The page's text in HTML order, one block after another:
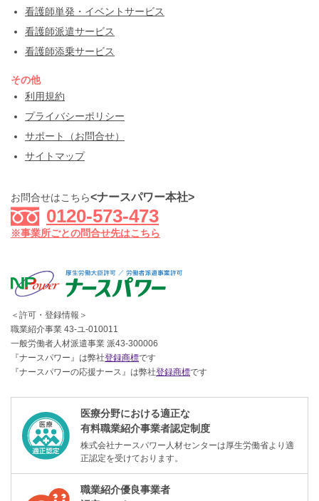
看護師単発・イベントサービス
看護師派遣サービス
看護師添乗サービス
その他
利用規約
プライバシーポリシー
サポート（お問合せ）
サイトマップ
お問合せはこちら<ナースパワー本社>
0120-573-473
※事業所ごとの問合せ先はこちら
＜許可・登録情報＞
職業紹介事業 43-ユ-010011
一般労働者人材派遣事業 派43-300006
『ナースパワー』は弊社登録商標です
『ナースパワーの応援ナース』は弊社登録商標です
医療分野における適正な
有料職業紹介事業者認定制度
株式会社ナースパワー人材センターは厚生労働省より適
正認定を受けております。
職業紹介優良事業者